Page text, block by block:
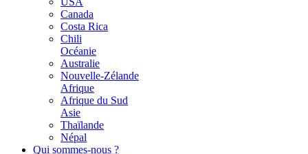
Canada
Costa Rica
Chili
Océanie
Australie
Nouvelle-Zélande
Afrique
Afrique du Sud
Asie
Thaïlande
Népal
Qui sommes-nous ?